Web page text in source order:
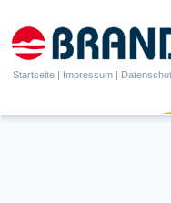
Startseite | Impressum |